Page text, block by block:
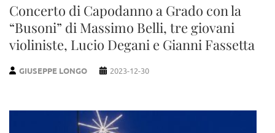
Concerto di Capodanno a Grado con la
“Busoni” di Massimo Belli, tre giovani
violiniste, Lucio Degani e Gianni Fassetta
GIUSEPPE LONGO 2023-12-30